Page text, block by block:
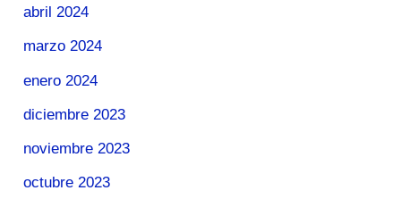
abril 2024
marzo 2024
enero 2024
diciembre 2023
noviembre 2023
octubre 2023